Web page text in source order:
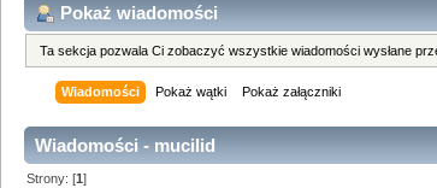
Pokaż wiadomości
Ta sekcja pozwala Ci zobaczyć wszystkie wiadomości wysłane
Wiadomości Pokaż wątki Pokaż załączniki
Wiadomości - mucilid
Strony: [1]